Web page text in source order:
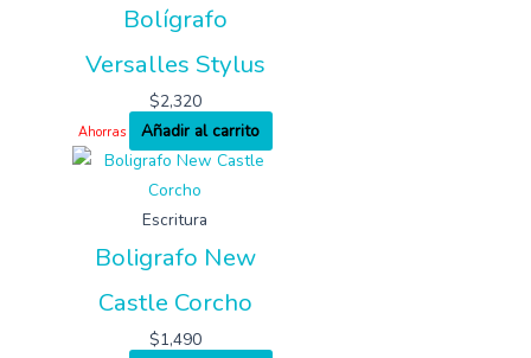
Bolígrafo
Versalles Stylus
$2,320
Ahorras Añadir al carrito
Escritura
Boligrafo New
Castle Corcho
$1,490